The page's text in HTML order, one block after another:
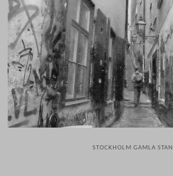
STOCKHOLM GAMLA STAN